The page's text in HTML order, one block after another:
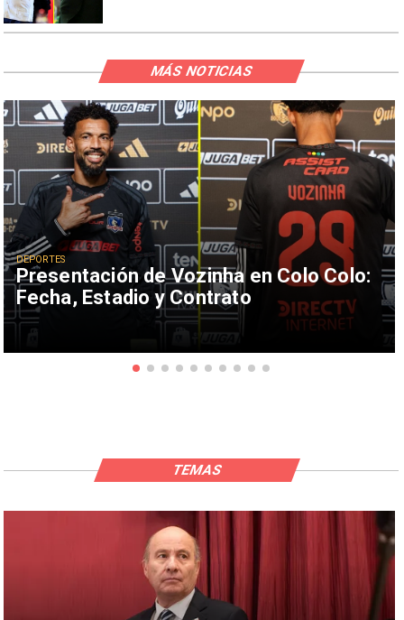
Presentación de Vozinha en Colo Colo:
Fecha, Estadio y Contrato
DEPORTES
MÁS NOTICIAS
TEMAS